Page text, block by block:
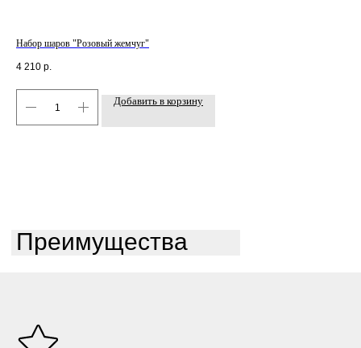
Набор шаров "Розовый жемчуг"
4 210 р.
Добавить в корзину
Преимущества